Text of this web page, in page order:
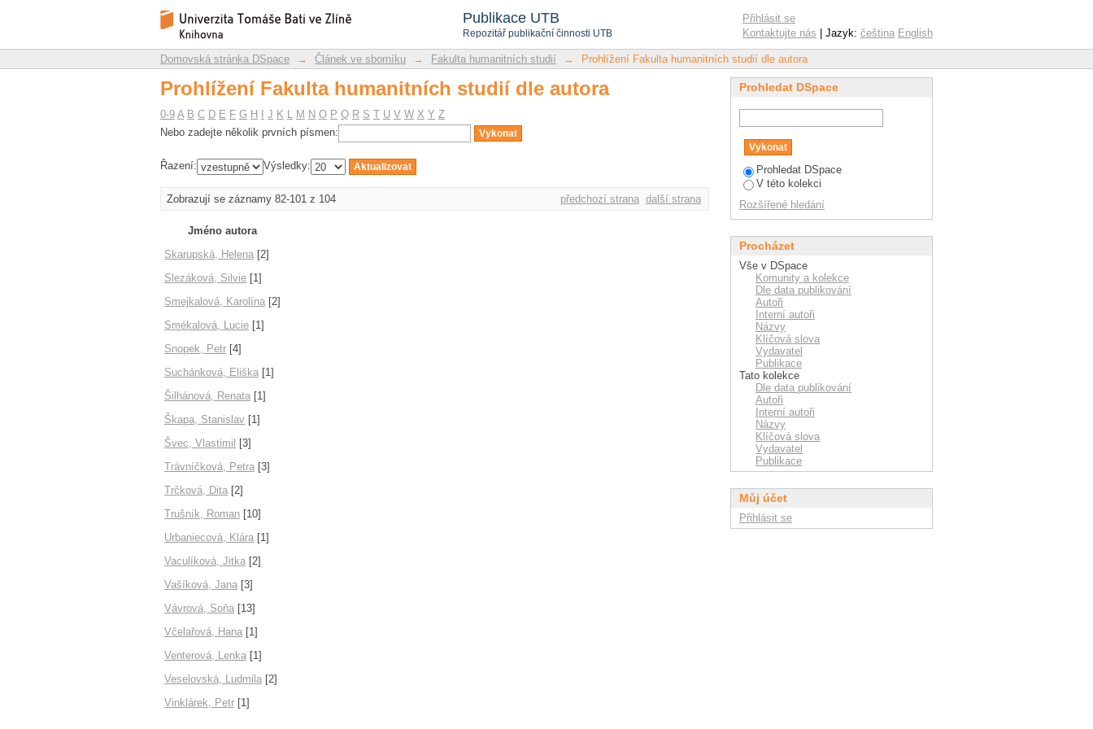
Publikace UTB
Repozitář publikační činnosti UTB
Prohlížení Fakulta humanitních studií dle autora
Repozitář DSpace/Manakin
Přihlásit se
Kontaktujte nás | Jazyk: čeština English
Domovská stránka DSpace → Článek ve sborníku → Fakulta humanitních studií → Prohlížení Fakulta humanitních studií dle autora
Prohlížení Fakulta humanitních studií dle autora
0-9 A B C D E F G H J K L M N O P Q R S T U V W X Y Z
Nebo zadejte několik prvních písmen:
Řazení: Výsledky:
Zobrazují se záznamy 82-101 z 104 předchozí strana další strana
Jméno autora
Skarupská, Helena [2]
Slezáková, Silvie [1]
Smejkalová, Karolína [2]
Smékalová, Lucie [1]
Snopek, Petr [4]
Suchánková, Eliška [1]
Šilhánová, Renata [1]
Škapa, Stanislav [1]
Švec, Vlastimil
[3]
Trávníčková, Petra [3]
Trčková, Dita [2]
Trušník, Roman [10]
Urbaniecová, Klára [1]
Vaculíková, Jitka [2]
Vašíková, Jana [3]
Vávrová, Soňa [13]
Včelařová, Hana [1]
Venterová, Lenka [1]
Veselovská, Ludmila [2]
Vinklárek, Petr [1]
Prohledat DSpace
Prohledat DSpace
V této kolekci
Rozšířené hledání
Procházet
Vše v DSpace
Komunity a kolekce
Dle data publikování
Autoři
Interní autoři
Názvy
Klíčová slova
Vydavatel
Publikace
Tato kolekce
Dle data publikování
Autoři
Interní autoři
Názvy
Klíčová slova
Vydavatel
Publikace
Můj účet
Přihlásit se